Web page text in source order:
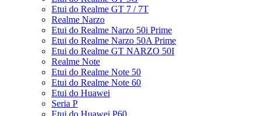
Etui do Realme GT 7 / 7T
Realme Narzo
Etui do Realme Narzo 50i Prime
Etui do Realme Narzo 50A Prime
Etui do Realme GT NARZO 50I
Realme Note
Etui do Realme Note 50
Etui do Realme Note 60
Etui do Huawei
Seria P
Etui do Huawei P60